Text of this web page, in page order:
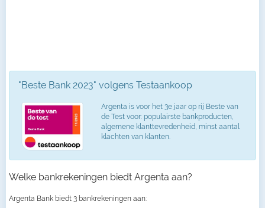
"Beste Bank 2023" volgens Testaankoop
Argenta is voor het 3e jaar op rij Beste van
de Test voor: populairste bankproducten,
algemene klanttevredenheid, minst aantal
klachten van klanten.
Welke bankrekeningen biedt Argenta aan?
Argenta Bank biedt 3 bankrekeningen aan: